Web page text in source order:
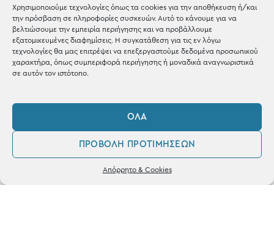
Χρησιμοποιούμε τεχνολογίες όπως τα cookies για την αποθήκευση ή/και
την πρόσβαση σε πληροφορίες συσκευών. Αυτό το κάνουμε για να
βελτιώσουμε την εμπειρία περιήγησης και να προβάλλουμε
εξατομικευμένες διαφημίσεις. Η συγκατάθεση για τις εν λόγω
τεχνολογίες θα μας επιτρέψει να επεξεργαστούμε δεδομένα προσωπικού
χαρακτήρα, όπως συμπεριφορά περιήγησης ή μοναδικά αναγνωριστικά
σε αυτόν τον ιστότοπο.
ΌΛΑ
ΠΡΟΒΟΛΉ ΠΡΟΤΙΜΉΣΕΩΝ
Απόρρητο & Cookies
Blog
Shop the look
ΚΑΤΑΣΤΗΜΑ
Σταθά 17, 38221 Βόλος
Δευ / Τετ / Σαβ: 09:00 - 15:00
0